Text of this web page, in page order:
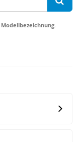
Modellbezeichnung.